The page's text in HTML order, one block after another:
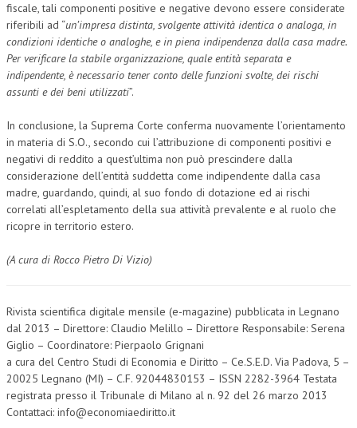
fiscale, tali componenti positive e negative devono essere considerate
riferibili ad “un’impresa distinta, svolgente attività identica o analoga, in
condizioni identiche o analoghe, e in piena indipendenza dalla casa madre.
Per verificare la stabile organizzazione, quale entità separata e
indipendente, è necessario tener conto delle funzioni svolte, dei rischi
assunti e dei beni utilizzati”.
In conclusione, la Suprema Corte conferma nuovamente l’orientamento
in materia di S.O., secondo cui l’attribuzione di componenti positivi e
negativi di reddito a quest’ultima non può prescindere dalla
considerazione dell’entità suddetta come indipendente dalla casa
madre, guardando, quindi, al suo fondo di dotazione ed ai rischi
correlati all’espletamento della sua attività prevalente e al ruolo che
ricopre in territorio estero.
(A cura di Rocco Pietro Di Vizio)
Rivista scientifica digitale mensile (e-magazine) pubblicata in Legnano
dal 2013 – Direttore: Claudio Melillo – Direttore Responsabile: Serena
Giglio – Coordinatore: Pierpaolo Grignani
a cura del Centro Studi di Economia e Diritto – Ce.S.E.D. Via Padova, 5 –
20025 Legnano (MI) – C.F. 92044830153 – ISSN 2282-3964 Testata
registrata presso il Tribunale di Milano al n. 92 del 26 marzo 2013
Contattaci: info@economiaediritto.it